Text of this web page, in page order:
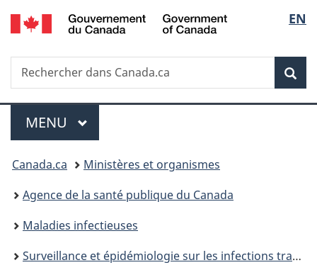
Passer
au
principal
Passer
à
Au
du
Passer
à
version
simplifiée
de
la
EN
Recherche
Rechercher
dans
Menu
MENU PRINCIPAL
Vous
êtes
ici :
Canada.ca
Ministères et organismes
Agence de la santé publique du Canada
Maladies infectieuses
Surveillance et épidémiologie sur les infections transmises sexuellement et l'hépatite B et C